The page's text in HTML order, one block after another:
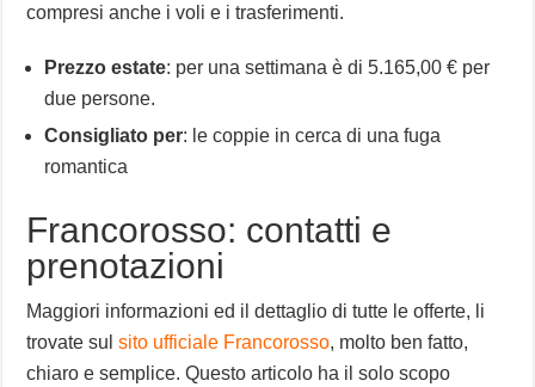
compresi anche i voli e i trasferimenti.
Prezzo estate: per una settimana è di 5.165,00 € per
due persone.
Consigliato per: le coppie in cerca di una fuga
romantica
Francorosso: contatti e
prenotazioni
Maggiori informazioni ed il dettaglio di tutte le offerte, li
trovate sulsito ufficiale Francorosso, molto ben fatto,
chiaro e semplice. Questo articolo ha il solo scopo